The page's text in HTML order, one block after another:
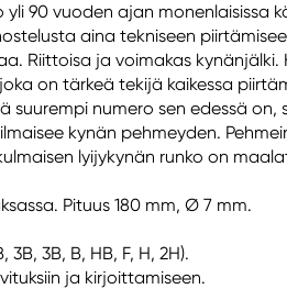
90 vuoden ajan monenlaisissa
aina tekniseen
Riittoisa ja voimakas kynänjälki.
on tärkeä tekijä kaikessa
suurempi numero sen edessä on,
kynän pehmeyden.
lyijykynän runko on
Pituus 180 mm, Ø 7 mm.
3B, 3B, B, HB, F, H, 2H).
ja kirjoittamiseen.